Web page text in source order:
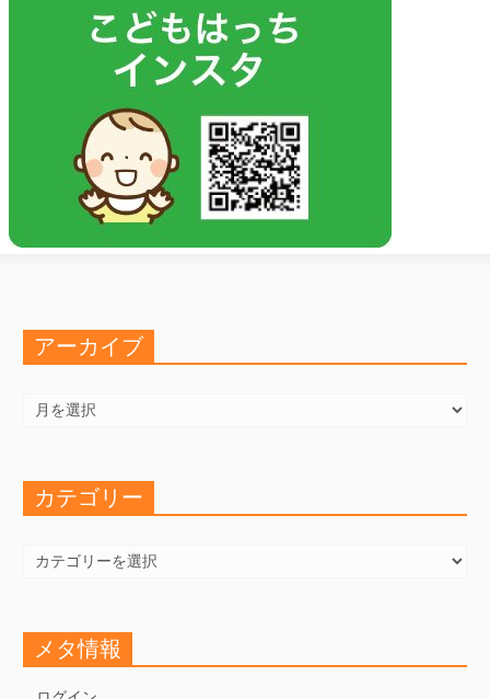
アーカイブ
カ
カテゴリー
ゴ
メタ情報